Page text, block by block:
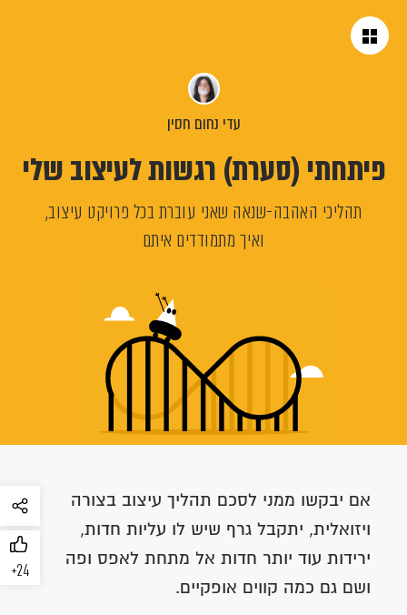
עדי נחום חסין
פיתחתי (סערת) רגשות לעיצוב שלי
תהליכי האהבה-שנאה שאני עוברת בכל פרויקט עיצוב,
ואיך מתמודדים איתם
+24
אם יבקשו ממני לסכם תהליך עיצוב בצורה
ויזואלית, יתקבל גרף שיש לו עליות חדות,
ירידות עוד יותר חדות אל מתחת לאפס ופה
ושם גם כמה קווים אופקיים.